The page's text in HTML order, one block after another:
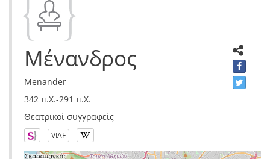
Μένανδρος
Menander
342 π.Χ.-291 π.Χ.
Θεατρικοί συγγραφείς
VIAF